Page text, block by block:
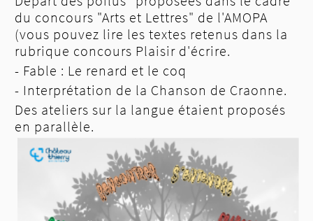
du concours "Arts et Lettres" de l'AMOPA
(vous pouvez lire les textes retenus dans la
rubrique concours Plaisir d'écrire.
- Fable : Le renard et le coq
- Interprétation de la Chanson de Craonne.
Des ateliers sur la langue étaient proposés
en parallèle.